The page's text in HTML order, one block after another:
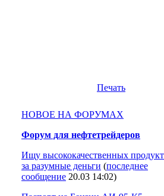
Печать
НОВОЕ НА ФОРУМАХ
Форум для нефтетрейдеров
Ищу высококачественных продукт
за разумные деньги (последнее
сообщение 20.03 14:02)